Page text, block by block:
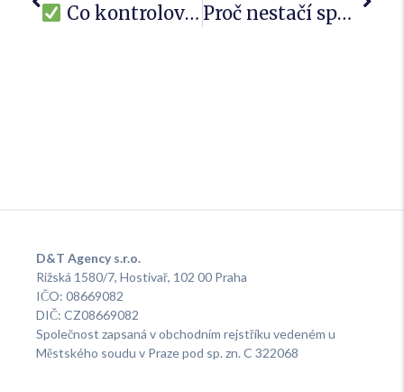
Co kontrolovat ve výkonnostních kampaních každý měsíc? Check-list pro firmy Proč nestačí spustit web a čekat – co musíte udělat, aby začal fungovat
D&T Agency s.r.o.
Rižská 1580/7, Hostivař, 102 00 Praha
IČO: 08669082
DIČ: CZ08669082
Společnost zapsaná v obchodním rejstříku vedeném u
Městského soudu v Praze pod sp. zn. C 322068